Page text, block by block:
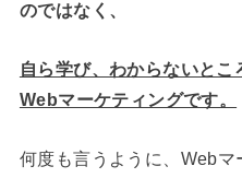
のではなく、
自ら学び、わからないとこ
Webマーケティングです。
何度も言うように、Web